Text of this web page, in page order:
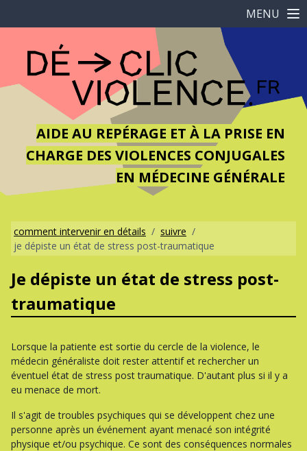
MENU
AIDE AU REPÉRAGE ET À LA PRISE EN
CHARGE DES VIOLENCES CONJUGALES
EN MÉDECINE GÉNÉRALE
comment intervenir en détails / suivre /
je dépiste un état de stress post-traumatique
Je dépiste un état de stress post-
traumatique
Lorsque la patiente est sortie du cercle de la violence, le
médecin généraliste doit rester attentif et rechercher un
éventuel état de stress post traumatique. D'autant plus si il y a
eu menace de mort.
Il s'agit de troubles psychiques qui se développent chez une
personne après un événement ayant menacé son intégrité
physique et/ou psychique. Ce sont des conséquences normales